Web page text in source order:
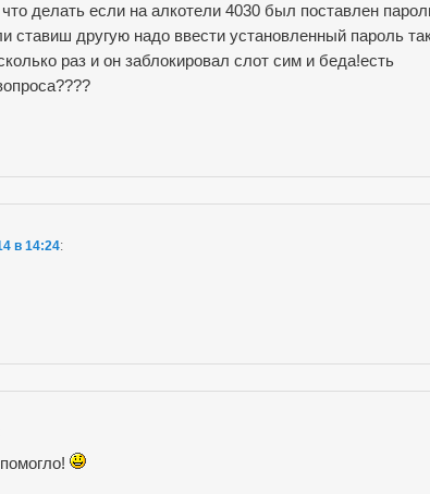
делать если на алкотели 4030 был поставлен
ставиш другую надо ввести установленный пароль
раз и он заблокировал слот сим и беда!есть
в 14:24: